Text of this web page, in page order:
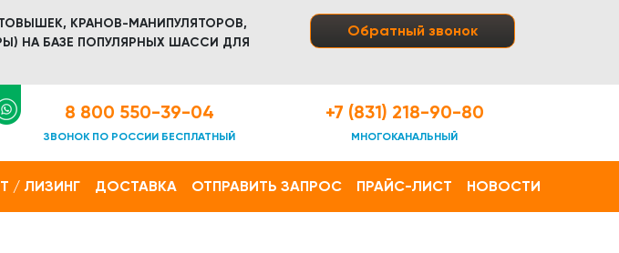
КРАНОВ-МАНИПУЛЯТОРОВ,
НА БАЗЕ ПОПУЛЯРНЫХ ШАССИ ДЛЯ
Обратный звонок
8 800 550-39-04
ЗВОНОК ПО РОССИИ БЕСПЛАТНЫЙ
+7 (831) 218-90-80
МНОГОКАНАЛЬНЫЙ
/ ЛИЗИНГ ДОСТАВКА ОТПРАВИТЬ ЗАПРОС ПРАЙС-ЛИСТ НОВОСТИ